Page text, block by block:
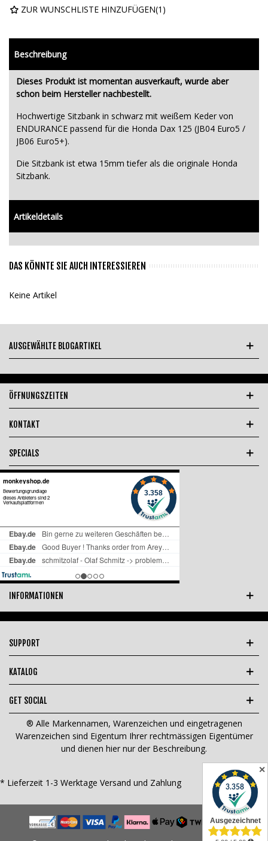
ZUR WUNSCHLISTE HINZUFÜGEN(1 )
Beschreibung
Dieses Produkt ist momentan ausverkauft, wurde aber
schon beim Hersteller nachbestellt.
Hochwertige Sitzbank in schwarz mit weißem Keder von
ENDURANCE passend für die Honda Dax 125 (JB04 Euro5 /
JB06 Euro5+).
Die Sitzbank ist etwa 15mm tiefer als die originale Honda
Sitzbank.
Artikeldetails
DAS KÖNNTE SIE AUCH INTERESSIEREN
Keine Artikel
AUSGEWÄHLTE BLOGARTIKEL
ÖFFNUNGSZEITEN
KONTAKT
SPECIALS
✕
INFORMATIONEN
SUPPORT
KATALOG
GET SOCIAL
® Alle Markennamen, Warenzeichen und eingetragenen
Warenzeichen sind Eigentum Ihrer rechtmässigen Eigentümer
und dienen hier nur der Beschreibung.
* Lieferzeit 1-3 Werktage Versand und Zahlung